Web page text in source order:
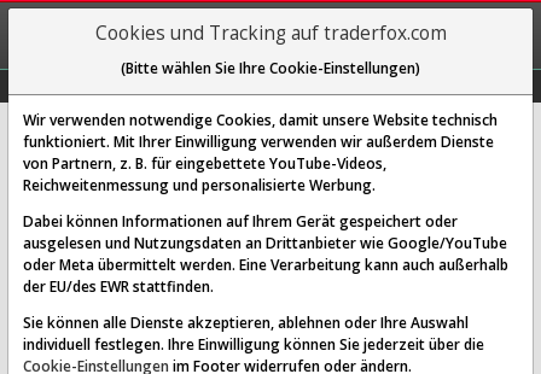
REGIS-
TRIEREN
The Gorman-Rupp Company
[GRC | ISIN US3830821043]
85,445 $ 0,26 %
Echtzeit-Aktienkurs 06.08.2026 05:47 Uhr
BID:84,862 $
Website:
Sektor:
Industrials / Specialty Industrial Machinery
Cookies und Tracking auf traderfox.com
(Bitte wählen Sie Ihre Cookie-Einstellungen)
Wir verwenden notwendige Cookies, damit unsere Website technisch
funktioniert. Mit Ihrer Einwilligung verwenden wir außerdem Dienste
von Partnern, z. B. für eingebettete YouTube-Videos,
Reichweitenmessung und personalisierte Werbung.
Dabei können Informationen auf Ihrem Gerät gespeichert oder
ausgelesen und Nutzungsdaten an Drittanbieter wie Google/YouTube
oder Meta übermittelt werden. Eine Verarbeitung kann auch außerhalb
der EU/des EWR stattfinden.
Sie können alle Dienste akzeptieren, ablehnen oder Ihre Auswahl
individuell festlegen. Ihre Einwilligung können Sie jederzeit über die
Cookie-Einstellungen im Footer widerrufen oder ändern.